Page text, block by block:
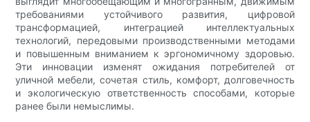
требованиями устойчивого развития, цифровой
трансформацией, интеграцией интеллектуальных
технологий, передовыми производственными методами
и повышенным вниманием к эргономичному здоровью.
Эти инновации изменят ожидания потребителей от
уличной мебели, сочетая стиль, комфорт, долговечность
и экологическую ответственность способами, которые
ранее были немыслимы.